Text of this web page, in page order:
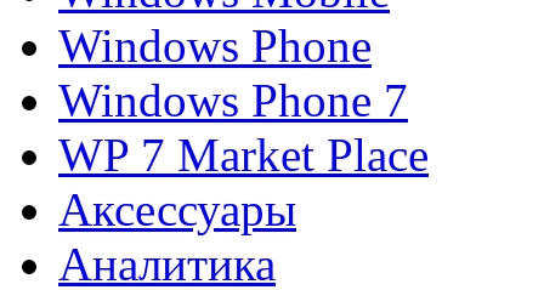
Windows Phone
Windows Phone 7
WP 7 Market Place
Аксессуары
Аналитика